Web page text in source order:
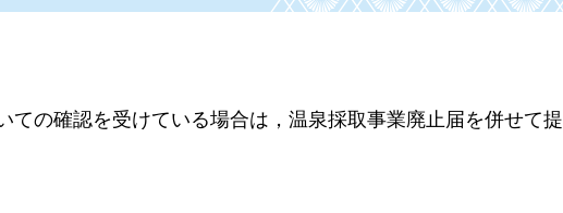
の確認を受けている場合は，温泉採取事業廃止届を併せて提